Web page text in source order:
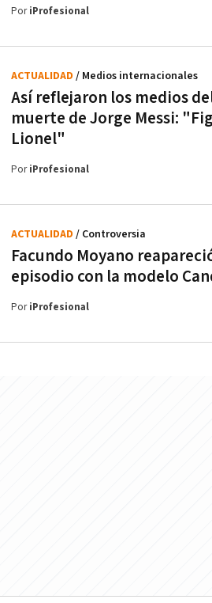
PoriProfesional
Así reflejaron los medios
muerte de Jorge Messi:
Lionel"
ACTUALIDAD / Medios internacionales
PoriProfesional
Facundo Moyano
episodio con la modelo
ACTUALIDAD / Controversia
PoriProfesional